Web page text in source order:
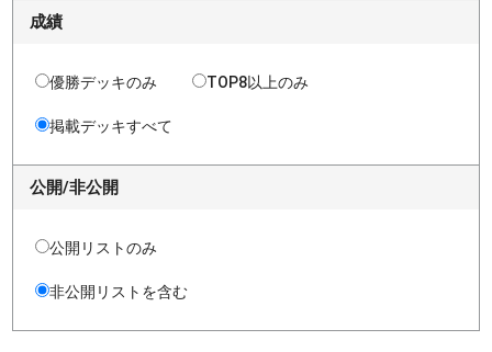
成績
優勝デッキのみ TOP8以上のみ
掲載デッキすべて
公開/非公開
公開リストのみ
非公開リストを含む